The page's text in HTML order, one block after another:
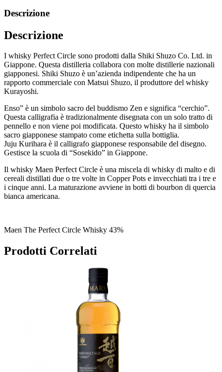
Descrizione
Descrizione
I whisky Perfect Circle sono prodotti dalla Shiki Shuzo Co. Ltd. in
Giappone. Questa distilleria collabora con molte distillerie nazionali
giapponesi. Shiki Shuzo è un’azienda indipendente che ha un
rapporto commerciale con Matsui Shuzo, il produttore del whisky
Kurayoshi.
Enso” è un simbolo sacro del buddismo Zen e significa “cerchio”.
Questa calligrafia è tradizionalmente disegnata con un solo tratto di
pennello e non viene poi modificata. Questo whisky ha il simbolo
sacro giapponese stampato come etichetta sulla bottiglia.
Juju Kurihara è il calligrafo giapponese responsabile del disegno.
Gestisce la scuola di “Sosekido” in Giappone.
Il whisky Maen Perfect Circle è una miscela di whisky di malto e di
cereali distillati due o tre volte in Copper Pots e invecchiati tra i tre e
i cinque anni. La maturazione avviene in botti di bourbon di quercia
bianca americana.
Maen The Perfect Circle Whisky 43%
Prodotti Correlati